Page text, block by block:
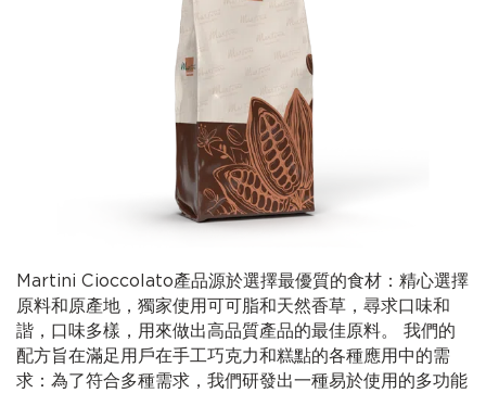
Martini Cioccolato產品源於選擇最優質的食材：精心選擇
原料和原產地，獨家使用可可脂和天然香草，尋求口味和
諧，口味多樣，用來做出高品質產品的最佳原料。 我們的
配方旨在滿足用戶在手工巧克力和糕點的各種應用中的需
求：為了符合多種需求，我們研發出一種易於使用的多功能